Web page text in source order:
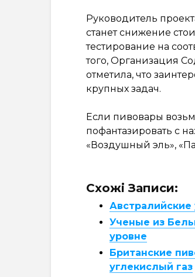
Руководитель
станет снижение
тестирование на
того, Организация
отметила, что
крупных задач.
Если пивовары
пофантазировать с
«Воздушный эль»,
Схожі Записи:
Ученые из
уровне
Британские
углекислый газ